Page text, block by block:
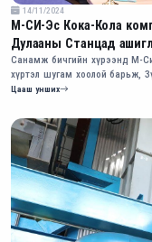
14/11/2024
М-СИ-Эс Кока-Кола
Дулааны Станцад
Санамж бичгийн хүрээнд М-
хүртэл шугам хоолой барьж,
ашиглах усны нэмэлт эх
Цааш унших